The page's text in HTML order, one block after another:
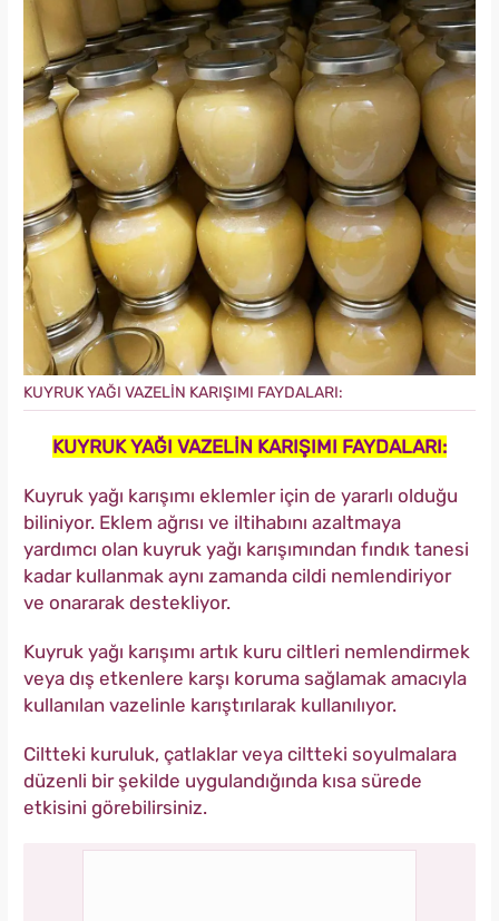
KUYRUK YAĞI VAZELİN KARIŞIMI FAYDALARI:
KUYRUK YAĞI VAZELİN KARIŞIMI FAYDALARI:
Kuyruk yağı karışımı eklemler için de yararlı olduğu
biliniyor. Eklem ağrısı ve iltihabını azaltmaya
yardımcı olan kuyruk yağı karışımından fındık tanesi
kadar kullanmak aynı zamanda cildi nemlendiriyor
ve onararak destekliyor.
Kuyruk yağı karışımı artık kuru ciltleri nemlendirmek
veya dış etkenlere karşı koruma sağlamak amacıyla
kullanılan vazelinle karıştırılarak kullanılıyor.
Ciltteki kuruluk, çatlaklar veya ciltteki soyulmalara
düzenli bir şekilde uygulandığında kısa sürede
etkisini görebilirsiniz.